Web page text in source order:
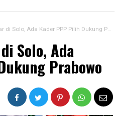
Solo, Ada Kader PPP Pilih Dukung Prabowo
Solo, Ada
Prabowo